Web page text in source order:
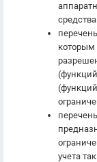
которым
учета